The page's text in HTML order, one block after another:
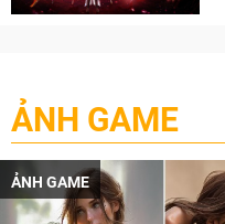
ẢNH GAME
ẢNH GAME